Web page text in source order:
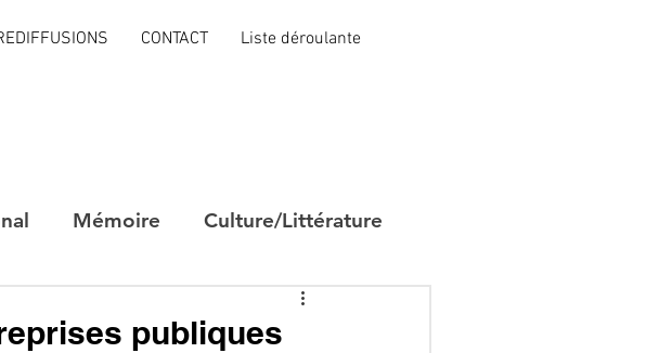
CONTACT Liste déroulante
Mémoire Culture/Littérature
publiques